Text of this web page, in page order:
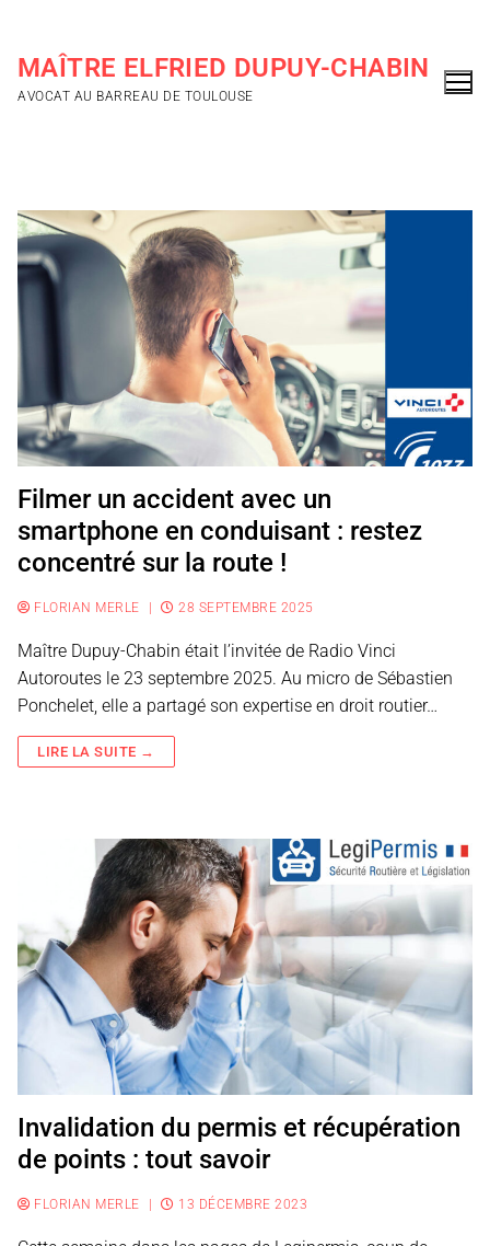
MAÎTRE ELFRIED DUPUY-CHABIN
AVOCAT AU BARREAU DE TOULOUSE
Filmer un accident avec un
smartphone en conduisant : restez
concentré sur la route !
FLORIAN MERLE | 28 SEPTEMBRE 2025
Maître Dupuy-Chabin était l’invitée de Radio Vinci
Autoroutes le 23 septembre 2025. Au micro de Sébastien
Ponchelet, elle a partagé son expertise en droit routier…
LIRE LA SUITE →
Invalidation du permis et récupération
de points : tout savoir
FLORIAN MERLE | 13 DÉCEMBRE 2023